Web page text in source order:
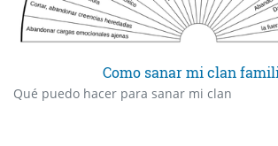
Como sanar mi clan
Qué puedo hacer para sanar mi clan